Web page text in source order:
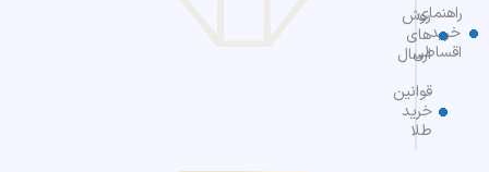
راهنمای
خرید
اقساطی
روش
های
ارسال
قوانین
خرید
طلا